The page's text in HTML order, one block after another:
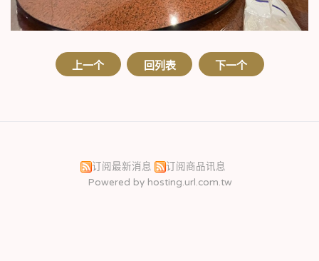
上一个 回列表 下一个
订阅最新消息
订阅商品讯息
Powered by hosting.url.com.tw